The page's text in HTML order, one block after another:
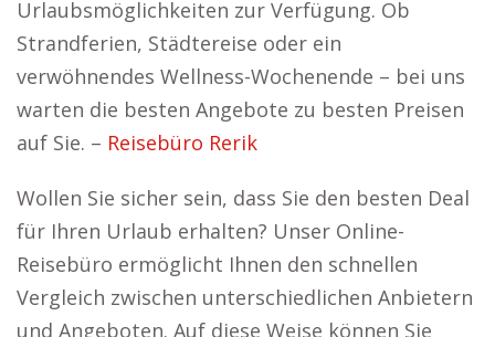
Urlaubsmöglichkeiten zur Verfügung. Ob
Strandferien, Städtereise oder ein
verwöhnendes Wellness-Wochenende – bei uns
warten die besten Angebote zu besten Preisen
auf Sie. – Reisebüro Rerik
Wollen Sie sicher sein, dass Sie den besten Deal
für Ihren Urlaub erhalten? Unser Online-
Reisebüro ermöglicht Ihnen den schnellen
Vergleich zwischen unterschiedlichen Anbietern
und Angeboten. Auf diese Weise können Sie